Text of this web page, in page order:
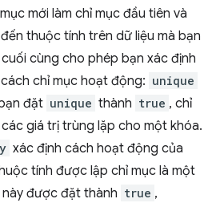
mới làm chỉ mục đầu tiên và
thuộc tính trên dữ liệu mà bạn
cùng cho phép bạn xác định
chỉ mục hoạt động: unique
đặt unique thành true , chỉ
giá trị trùng lặp cho một khóa.
xác định cách hoạt động của
tính được lập chỉ mục là một
được đặt thành true ,